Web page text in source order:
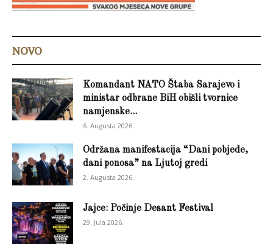
NOVO
Komandant NATO Štaba Sarajevo i
ministar odbrane BiH obišli tvornice
namjenske...
6. Augusta 2026.
Održana manifestacija “Dani pobjede,
dani ponosa” na Ljutoj gredi
2. Augusta 2026.
Jajce: Počinje Desant Festival
29. Jula 2026.